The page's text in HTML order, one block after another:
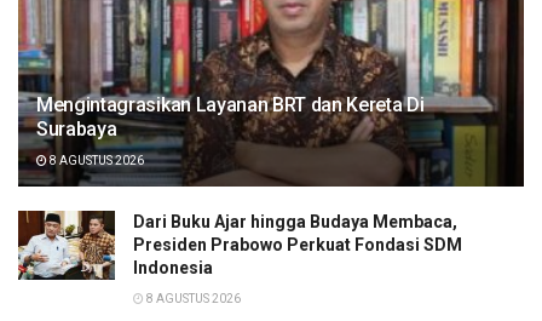
Mengintagrasikan Layanan BRT dan Kereta Di
Surabaya
8 AGUSTUS 2026
Dari Buku Ajar hingga Budaya Membaca,
Presiden Prabowo Perkuat Fondasi SDM
Indonesia
8 AGUSTUS 2026